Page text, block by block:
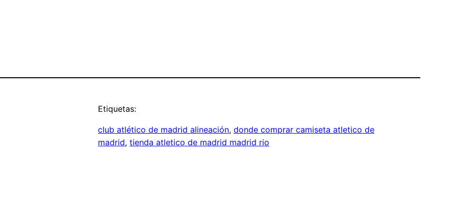
Etiquetas:
club atlético de madrid alineación, donde comprar camiseta atletico de
madrid, tienda atletico de madrid madrid rio